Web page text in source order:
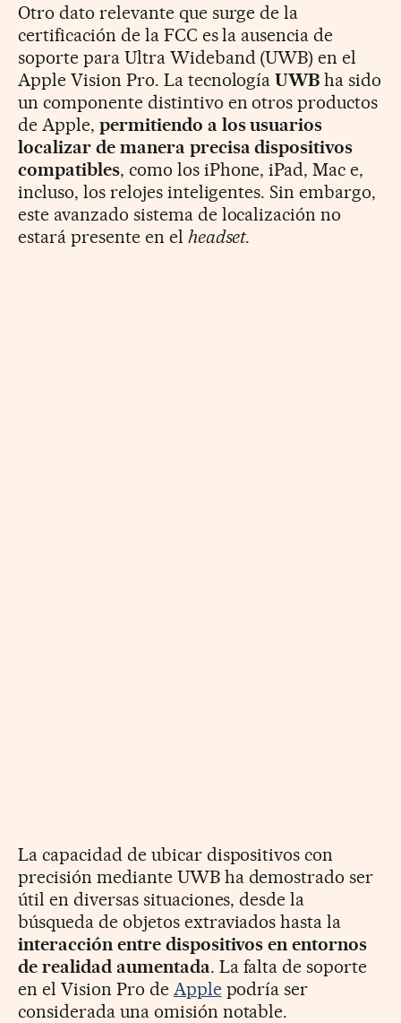
Otro dato relevante que surge de la
certificación de la FCC es la ausencia de
soporte para Ultra Wideband (UWB) en el
Apple Vision Pro. La tecnologíaUWB ha sido
un componente distintivo en otros productos
de Apple, permitiendo a los usuarios
localizar de manera precisa dispositivos
compatibles, como los iPhone, iPad, Mac e,
incluso, los relojes inteligentes. Sin embargo,
este avanzado sistema de localización no
estará presente en el headset.
La capacidad de ubicar dispositivos con
precisión mediante UWB ha demostrado ser
útil en diversas situaciones, desde la
búsqueda de objetos extraviados hasta la
interacción entre dispositivos en entornos
de realidad aumentada. La falta de soporte
en el Vision Pro de Applepodría ser
considerada una omisión notable.